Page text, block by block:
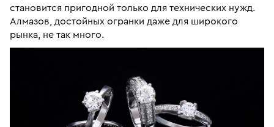
становится пригодной только для технических нужд.
Алмазов, достойных огранки даже для широкого
рынка, не так много.